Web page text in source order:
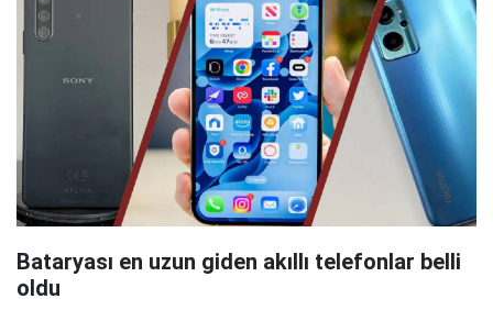
Bataryası en uzun giden akıllı telefonlar belli
oldu